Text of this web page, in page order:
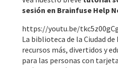
sesión en Brainfuse Help
https://youtu.be/
La biblioteca de la Ciudad de
recursos más, divertidos y
para las personas con